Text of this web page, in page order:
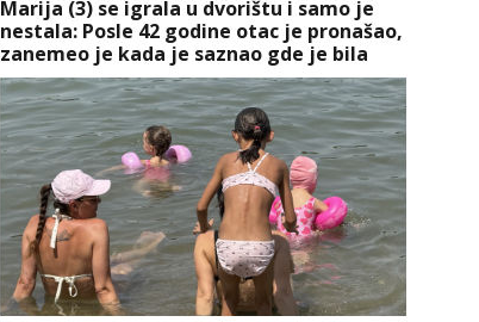
Marija (3) se igrala u dvorištu i samo je
nestala: Posle 42 godine otac je pronašao,
zanemeo je kada je saznao gde je bila